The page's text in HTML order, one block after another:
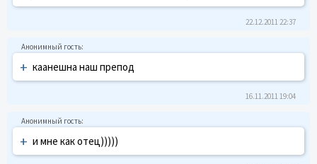
22.12.2011 22:37
+ каанешна наш препод
16.11.2011 19:04
+ и мне как отец)))))